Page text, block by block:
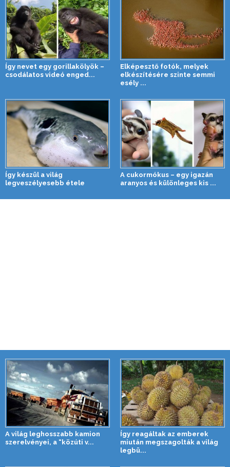
Így nevet egy gorillakölyök –
csodálatos videó enged...
Elképesztő fotók, melyek
elkészítésére szinte semmi
esély ...
Így készül a világ
legveszélyesebb étele
A cukormókus – egy igazán
aranyos és különleges kis ...
A világ leghosszabb kamion
szerelvényei, a “közúti v...
Így reagáltak az emberek
miután megszagolták a világ
legbü...